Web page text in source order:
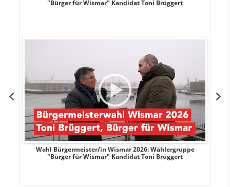
"Bürger für Wismar" Kandidat Toni Brüggert
Wahl Bürgermeister/in Wismar 2026: Wählergruppe
"Bürger für Wismar" Kandidat Toni Brüggert